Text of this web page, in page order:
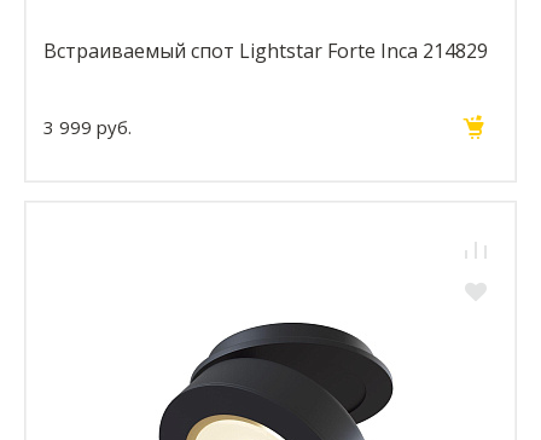
Встраиваемый спот Lightstar Forte Inca 214829
3 999 руб.